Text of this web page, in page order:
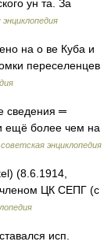
ун та. За
на о ве Куба и
переселенцев
сведения ═
ещё более чем на
энциклопедия
(8.6.1914,
ЦК СЕПГ (с
исп.